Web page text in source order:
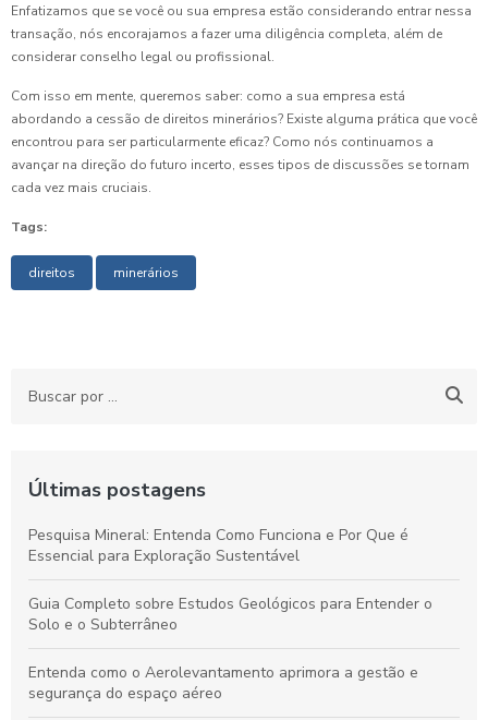
Enfatizamos que se você ou sua empresa estão considerando entrar nessa
transação, nós encorajamos a fazer uma diligência completa, além de
considerar conselho legal ou profissional.
Com isso em mente, queremos saber: como a sua empresa está
abordando a cessão de direitos minerários? Existe alguma prática que você
encontrou para ser particularmente eficaz? Como nós continuamos a
avançar na direção do futuro incerto, esses tipos de discussões se tornam
cada vez mais cruciais.
Tags:
direitos minerários
Últimas postagens
Pesquisa Mineral: Entenda Como Funciona e Por Que é
Essencial para Exploração Sustentável
Guia Completo sobre Estudos Geológicos para Entender o
Solo e o Subterrâneo
Entenda como o Aerolevantamento aprimora a gestão e
segurança do espaço aéreo